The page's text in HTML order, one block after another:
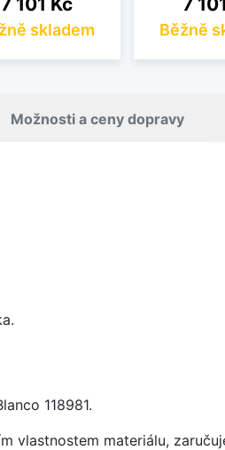
skladem Běžně
Možnosti a ceny dopravy
118981.
materiálu,